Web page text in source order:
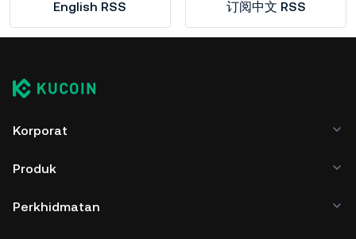
English RSS 订阅中文 RSS
Korporat
Produk
Perkhidmatan